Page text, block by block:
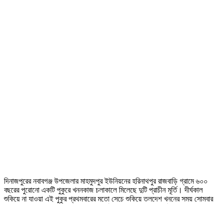
দিনাজপুরের নবাবগঞ্জ উপজেলার মাহমুদপুর ইউনিয়নের হরিনাথপুর রাজবাড়ি গ্রামে ৬০০
বছরের পুরোনো একটি পুকুরে খননকাজ চলাকালে মিলেছে দুটি প্রাচীন মূর্তি। দীর্ঘকাল
শুকিয়ে না যাওয়া এই পুকুর প্রথমবারের মতো সেচে শুকিয়ে তলদেশ খননের সময় সোমবার